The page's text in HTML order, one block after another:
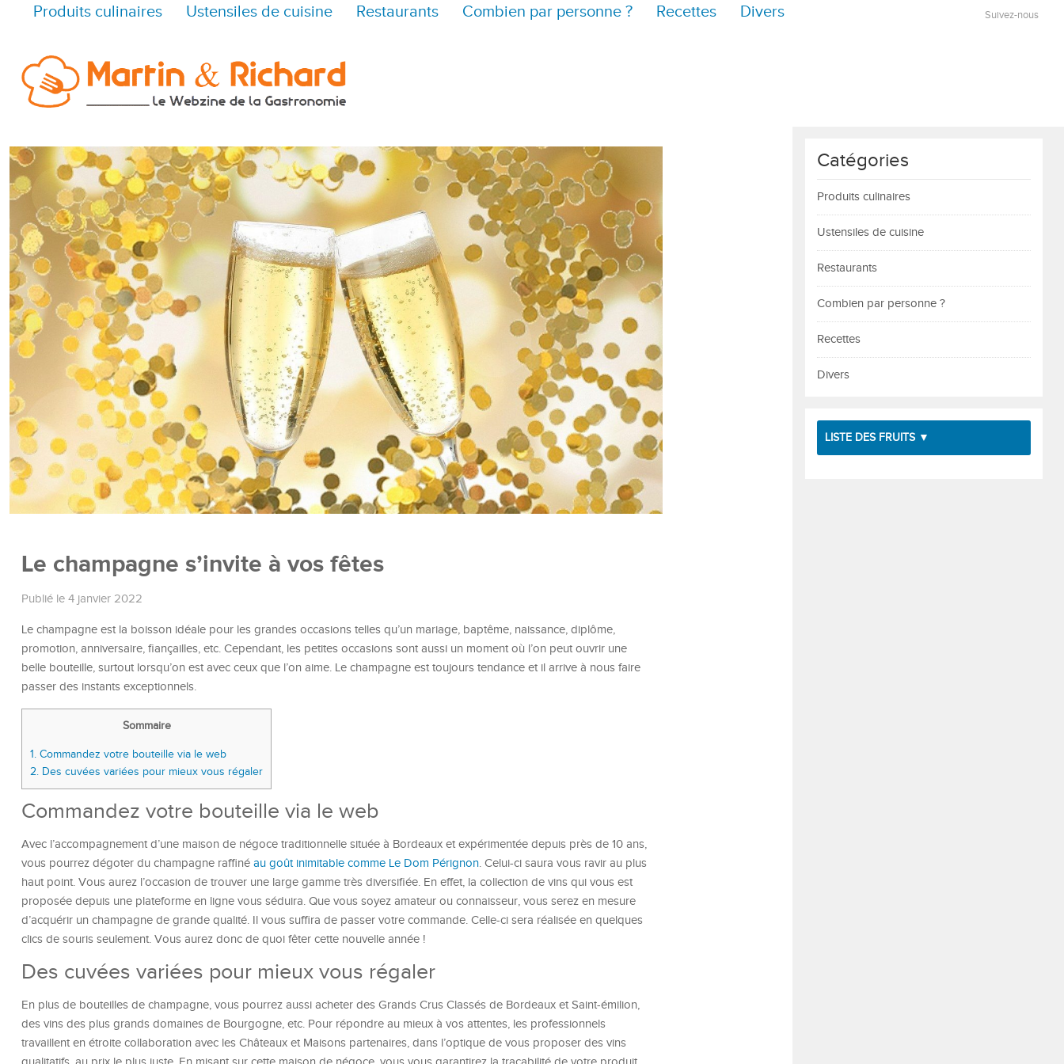
Produits culinaires Ustensiles de cuisine Restaurants Combien par personne ? Recettes Divers Suivez-nous
Le champagne s’invite à vos fêtes
Publié le 4 janvier 2022
Le champagne est la boisson idéale pour les grandes occasions telles qu’un mariage, baptême, naissance, diplôme,
promotion, anniversaire, fiançailles, etc. Cependant, les petites occasions sont aussi un moment où l’on peut ouvrir une
belle bouteille, surtout lorsqu’on est avec ceux que l’on aime. Le champagne est toujours tendance et il arrive à nous faire
passer des instants exceptionnels.
Sommaire
1. Commandez votre bouteille via le web
2. Des cuvées variées pour mieux vous régaler
Commandez votre bouteille via le web
Avec l’accompagnement d’une maison de négoce traditionnelle située à Bordeaux et expérimentée depuis près de 10 ans,
vous pourrez dégoter du champagne raffiné au goût inimitable comme Le Dom Pérignon. Celui-ci saura vous ravir au plus
haut point. Vous aurez l’occasion de trouver une large gamme très diversifiée. En effet, la collection de vins qui vous est
proposée depuis une plateforme en ligne vous séduira. Que vous soyez amateur ou connaisseur, vous serez en mesure
d’acquérir un champagne de grande qualité. Il vous suffira de passer votre commande. Celle-ci sera réalisée en quelques
clics de souris seulement. Vous aurez donc de quoi fêter cette nouvelle année !
Des cuvées variées pour mieux vous régaler
En plus de bouteilles de champagne, vous pourrez aussi acheter des Grands Crus Classés de Bordeaux et Saint-émilion,
des vins des plus grands domaines de Bourgogne, etc. Pour répondre au mieux à vos attentes, les professionnels
travaillent en étroite collaboration avec les Châteaux et Maisons partenaires, dans l’optique de vous proposer des vins
Catégories
Produits culinaires
Ustensiles de cuisine
Restaurants
Combien par personne ?
Recettes
Divers
LISTE DES FRUITS ▼